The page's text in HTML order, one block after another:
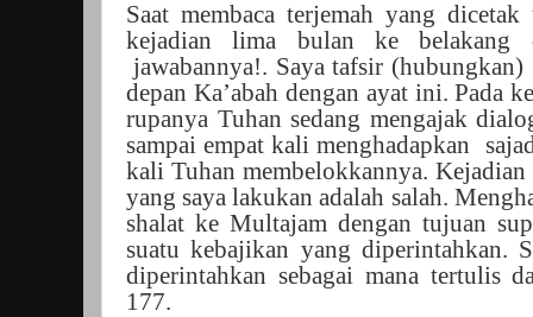
Saat membaca terjemah yang
kejadian lima bulan ke belakang
jawabannya!. Saya tafsir (hubungkan)
depan Ka’abah dengan ayat ini. Pada
rupanya Tuhan sedang mengajak
sampai empat kali menghadapkan
kali Tuhan membelokkannya.
yang saya lakukan adalah salah.
shalat ke Multajam dengan tujuan
suatu kebajikan yang diperintahkan.
diperintahkan sebagai mana tertulis
177.